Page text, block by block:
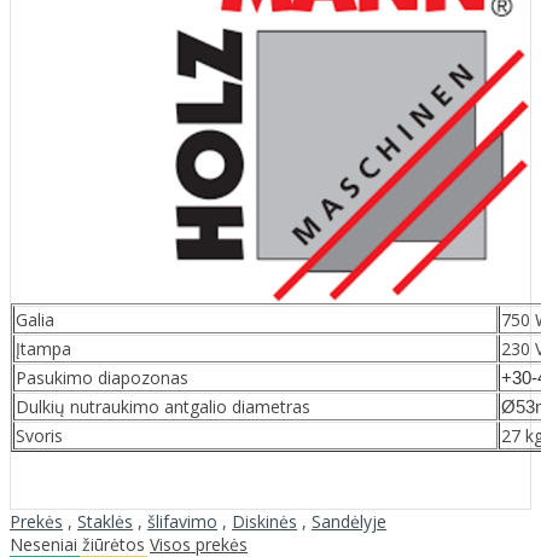
Galia
750
Įtampa
230
Pasukimo diapozonas
+30-
Dulkių nutraukimo antgalio diametras
Svoris 27
Prekės , Staklės , šlifavimo , Diskinės , Sandėlyje
Neseniai žiūrėtos Visos prekės